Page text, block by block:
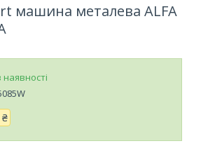
машина металева ALFA
₴